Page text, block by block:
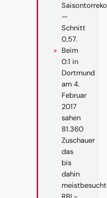
—
Schnitt
0,57.
Beim
0:1 in
Dortmund
am 4.
Februar
2017
sahen
81.360
Zuschauer
das
bis
dahin